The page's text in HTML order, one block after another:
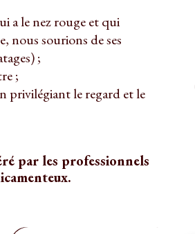
a le nez rouge et qui
nous sourions de ses
;
;
privilégiant le regard et le
par les professionnels